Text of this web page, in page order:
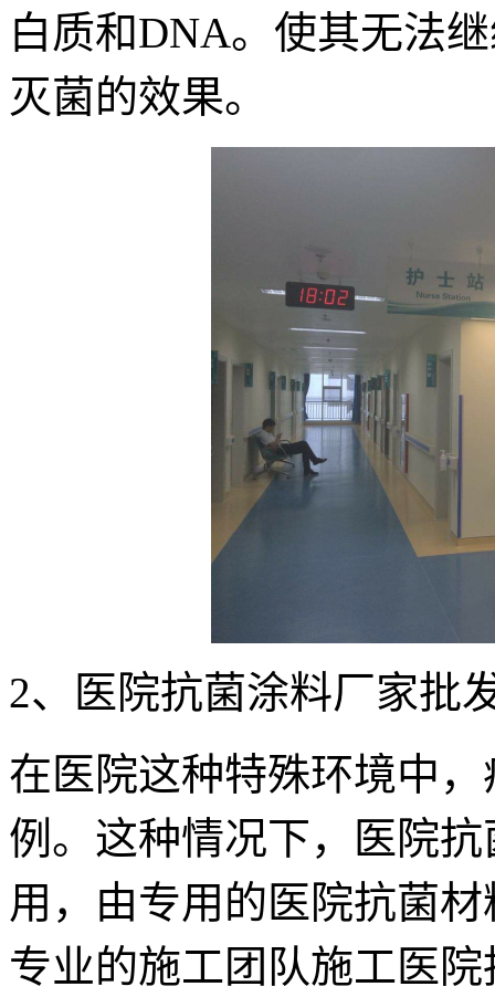
白质和DNA。使其无法
灭菌的效果。
2、医院抗菌涂料厂家批
在医院这种特殊环境中
例。这种情况下，医院
用，由专用的医院抗菌
专业的施工团队施工医